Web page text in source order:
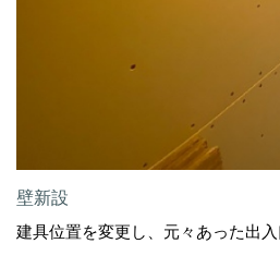
壁新設
建具位置を変更し、元々あった出入